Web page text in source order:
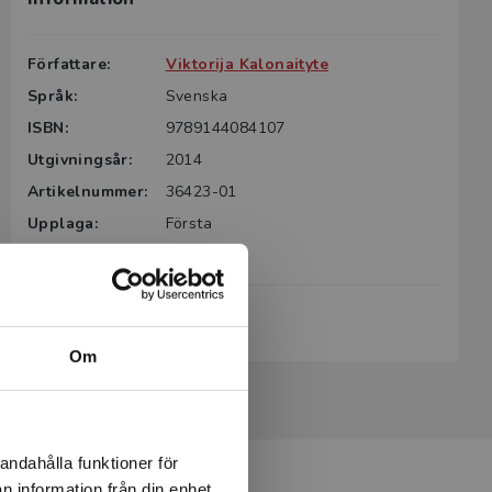
Om
funktioner för
Författare:
Viktorija Kalonaityte
Språk:
Svenska
ISBN:
9789144084107
Utgivningsår:
2014
Artikelnummer:
36423-01
Upplaga:
Första